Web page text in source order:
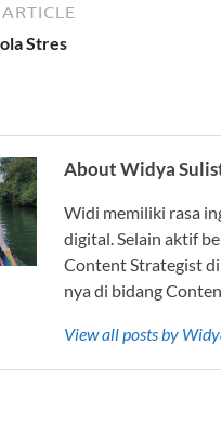
Stres
About Widya
Widi memiliki rasa
digital. Selain aktif
Content Strategist
nya di bidang
View all posts by